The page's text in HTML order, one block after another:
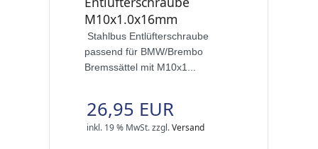
M10x1.0x16mm
Stahlbus Entlüfterschraube
passend für BMW/Brembo
Bremssättel mit M10x1...
26,95 EUR
inkl. 19 % MwSt.zzgl.Versand